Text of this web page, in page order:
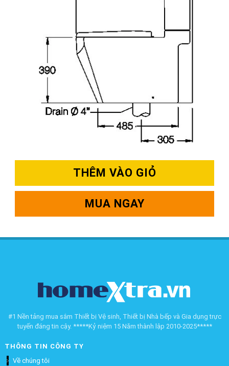
THÊM VÀO GIỎ
MUA NGAY
#1 Nền tảng mua sắm Thiết bị Vệ sinh, Thiết bị Nhà bếp và Gia dụng trực
tuyến đáng tin cậy. *****Kỷ niệm 15 Năm thành lập 2010-2025*****
THÔNG TIN CÔNG TY
Về chúng tôi